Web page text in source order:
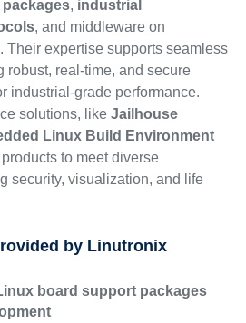
, industrial
, and middleware on
Their expertise supports seamless
robust, real-time, and secure
industrial-grade performance.
solutions, like Jailhouse
Linux Build Environment
to meet diverse
security, visualization, and life
by Linutronix
board support packages